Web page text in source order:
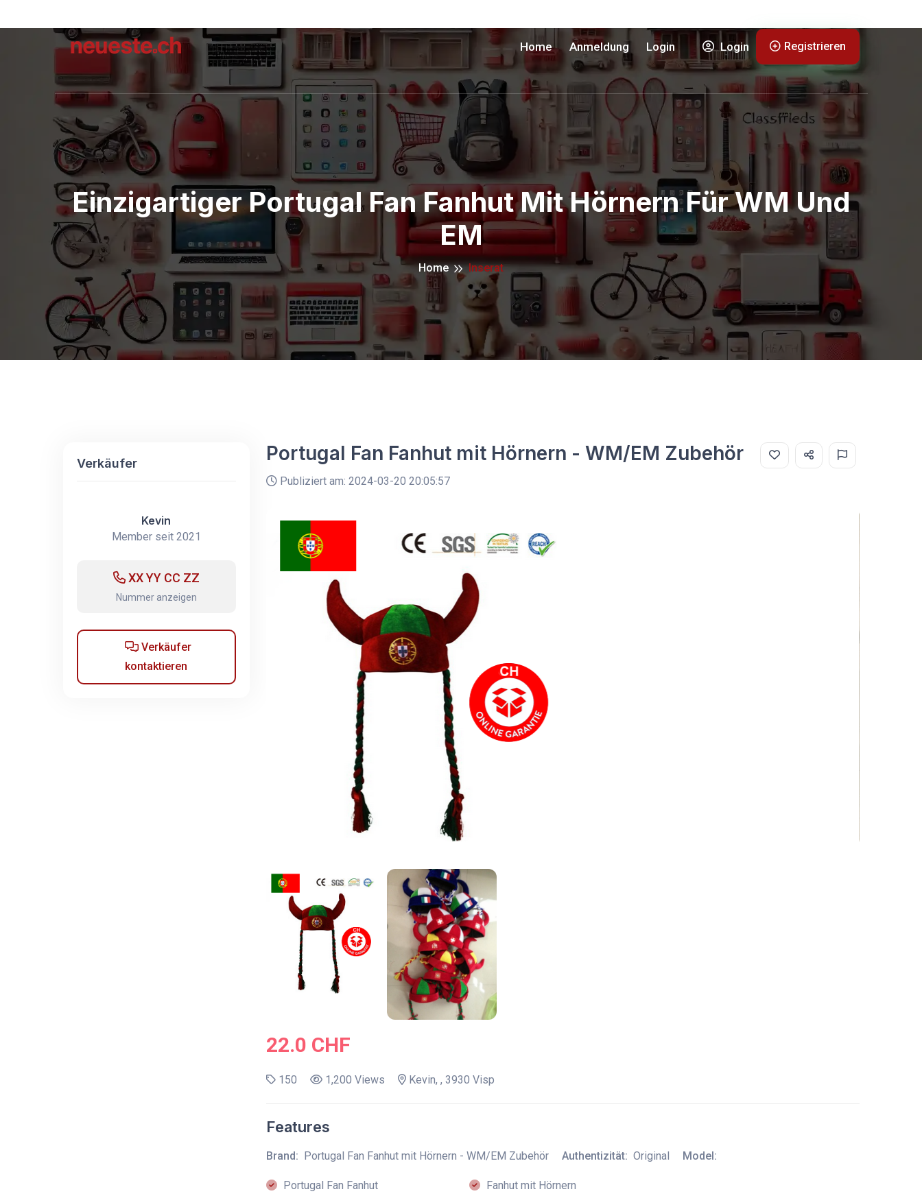
Home Anmeldung Login Login Registrieren
Einzigartiger Portugal Fan Fanhut Mit Hörnern Für WM Und
EM
Home Inserat
Verkäufer
Kevin
Member seit 2021
XX YY CC ZZ
Nummer anzeigen
Verkäufer
kontaktieren
Portugal Fan Fanhut mit Hörnern - WM/EM Zubehör
Publiziert am: 2024-03-20 20:05:57
22.0 CHF
150 1,200 Views Kevin, , 3930 Visp
Features
Brand: Portugal Fan Fanhut mit Hörnern - WM/EM Zubehör Authentizität: Original Model:
Portugal Fan Fanhut
Fanhut mit Hörnern